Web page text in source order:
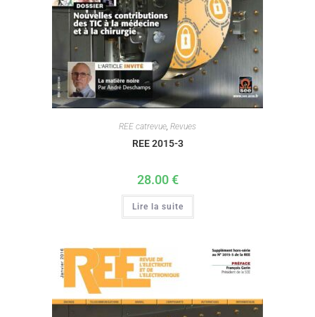
REE catrevue, Revues
REE 2015-3
28.00€
Lire la suite